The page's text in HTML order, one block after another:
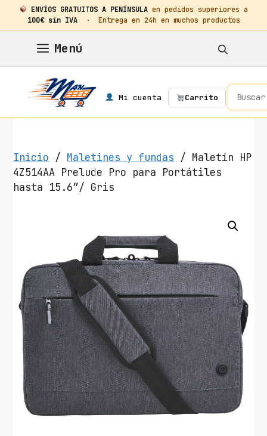
ENVÍOS GRATUITOS A PENÍNSULA en pedidos superiores a
100€ sin IVA· Entrega en 24h en muchos productos
contenido
Menú
Mi cuenta Carrito
Inicio / Maletines y fundas / Maletín HP
4Z514AA Prelude Pro para Portátiles
hasta 15.6″/ Gris